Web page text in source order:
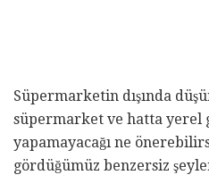
Süpermarketin dışında
süpermarket ve hatta yerel
yapamayacağı ne
gördüğümüz benzersiz